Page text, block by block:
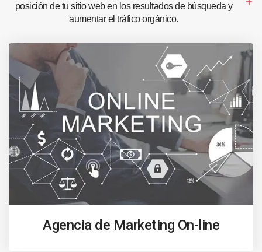
posición de tu sitio web en los resultados de búsqueda y
aumentar el tráfico orgánico.
Agencia de Marketing On-line